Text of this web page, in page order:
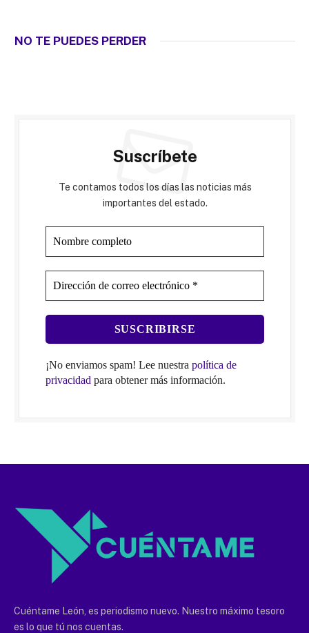
NO TE PUEDES PERDER
Suscríbete
Te contamos todos los días las noticias más
importantes del estado.
¡No enviamos spam! Lee nuestra política de
privacidadpara obtener más información.
Cuéntame León, es periodismo nuevo. Nuestro máximo tesoro
es lo que tú nos cuentas.